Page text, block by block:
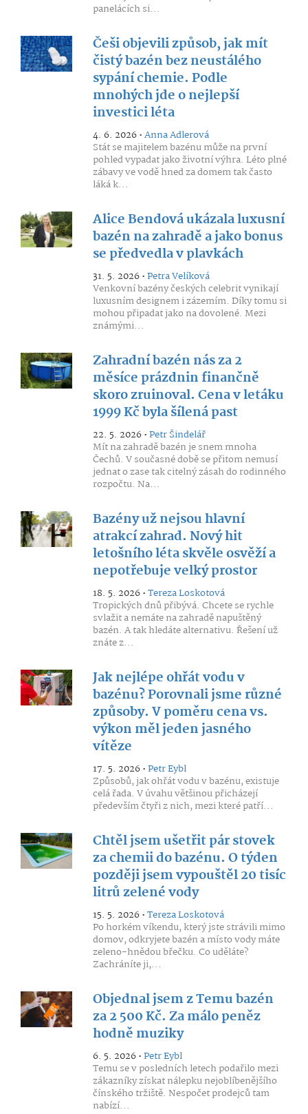
panelácích si...
Češi objevili způsob, jak mít
čistý bazén bez neustálého
sypání chemie. Podle
mnohých jde o nejlepší
investici léta
4. 6. 2026 •Anna Adlerová
Stát se majitelem bazénu může na první
pohled vypadat jako životní výhra. Léto plné
zábavy ve vodě hned za domem tak často
láká k...
Alice Bendová ukázala luxusní
bazén na zahradě a jako bonus
se předvedla v plavkách
31. 5. 2026 •Petra Velíková
Venkovní bazény českých celebrit vynikají
luxusním designem i zázemím. Díky tomu si
mohou připadat jako na dovolené. Mezi
známými...
Zahradní bazén nás za 2
měsíce prázdnin finančně
skoro zruinoval. Cena v letáku
1999 Kč byla šílená past
22. 5. 2026 •Petr Šindelář
Mít na zahradě bazén je snem mnoha
Čechů. V současné době se přitom nemusí
jednat o zase tak citelný zásah do rodinného
rozpočtu. Na...
Bazény už nejsou hlavní
atrakcí zahrad. Nový hit
letošního léta skvěle osvěží a
nepotřebuje velký prostor
18. 5. 2026 •Tereza Loskotová
Tropických dnů přibývá. Chcete se rychle
svlažit a nemáte na zahradě napuštěný
bazén. A tak hledáte alternativu. Řešení už
znáte z...
Jak nejlépe ohřát vodu v
bazénu? Porovnali jsme různé
způsoby. V poměru cena vs.
výkon měl jeden jasného
vítěze
17. 5. 2026 •Petr Eybl
Způsobů, jak ohřát vodu v bazénu, existuje
celá řada. V úvahu většinou přicházejí
především čtyři z nich, mezi které patří...
Chtěl jsem ušetřit pár stovek
za chemii do bazénu. O týden
později jsem vypouštěl 20 tisíc
litrů zelené vody
15. 5. 2026 •Tereza Loskotová
Po horkém víkendu, který jste strávili mimo
domov, odkryjete bazén a místo vody máte
zeleno-hnědou břečku. Co uděláte?
Zachráníte ji,...
Objednal jsem z Temu bazén
za 2 500 Kč. Za málo peněz
hodně muziky
6. 5. 2026 •Petr Eybl
Temu se v posledních letech podařilo mezi
zákazníky získat nálepku nejoblíbenějšího
čínského tržiště. Nespočet prodejců tam
nabízí...